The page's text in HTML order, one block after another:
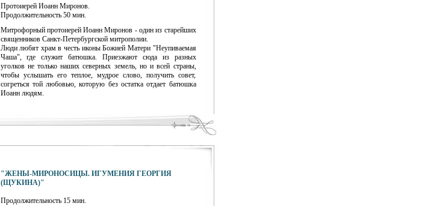
Протоиерей Иоанн Миронов.
Продолжительность 50 мин.
Митрофорный протоиерей Иоанн Миронов - один из старейших
священников Санкт-Петербургской митрополии.
Люди любят храм в честь иконы Божией Матери "Неупиваемая
Чаша", где служит батюшка. Приезжают сюда из разных
уголков не только наших северных земель, но и всей страны,
чтобы услышать его теплое, мудрое слово, получить совет,
согреться той любовью, которую без остатка отдает батюшка
Иоанн людям.
"ЖЕНЫ-МИРОНОСИЦЫ. ИГУМЕНИЯ ГЕОРГИЯ
(ЩУКИНА)"
Продолжительность 15 мин.